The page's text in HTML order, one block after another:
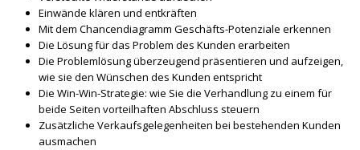
Einwände klären und entkräften
Mit dem Chancendiagramm Geschäfts-Potenziale erkennen
Die Lösung für das Problem des Kunden erarbeiten
Die Problemlösung überzeugend präsentieren und aufzeigen,
wie sie den Wünschen des Kunden entspricht
Die Win-Win-Strategie: wie Sie die Verhandlung zu einem für
beide Seiten vorteilhaften Abschluss steuern
Zusätzliche Verkaufsgelegenheiten bei bestehenden Kunden
ausmachen